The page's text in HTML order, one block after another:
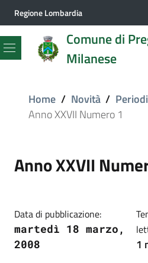
Regione Lombardia
Comune di
Milanese
Menu
Home / Novità /
Anno XXVII Numero 1
Anno XXVII
Data di pubblicazione:
martedì 18 marzo,
2008
1